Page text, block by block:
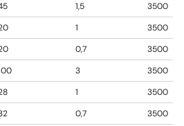
1,5
3500
1
3500
0,7
3500
3
3500
1
3500
0,7
3500